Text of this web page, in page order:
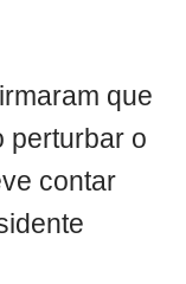
que
perturbar o
contar